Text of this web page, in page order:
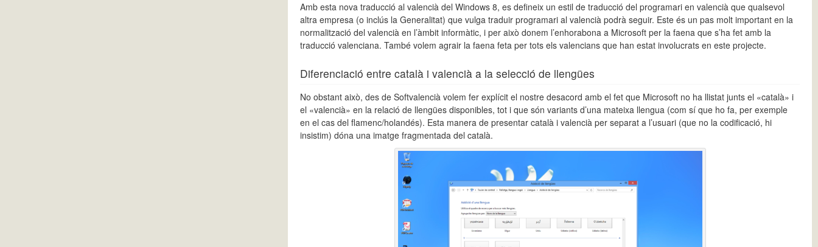
Amb esta nova traducció al valencià del Windows 8, es defineix un estil de traducció del programari en valencià que qualsevol
altra empresa (o inclús la Generalitat) que vulga traduir programari al valencià podrà seguir. Este és un pas molt important en la
normalització del valencià en l’àmbit informàtic, i per això donem l’enhorabona a Microsoft per la faena que s’ha fet amb la
traducció valenciana. També volem agrair la faena feta per tots els valencians que han estat involucrats en este projecte.
Diferenciació entre català i valencià a la selecció de llengües
No obstant això, des de Softvalencià volem fer explícit el nostre desacord amb el fet que Microsoft no ha llistat junts el «català» i
el «valencià» en la relació de llengües disponibles, tot i que són variants d’una mateixa llengua (com sí que ho fa, per exemple
en el cas del flamenc/holandés). Esta manera de presentar català i valencià per separat a l’usuari (que no la codificació, hi
insistim) dóna una imatge fragmentada del català.